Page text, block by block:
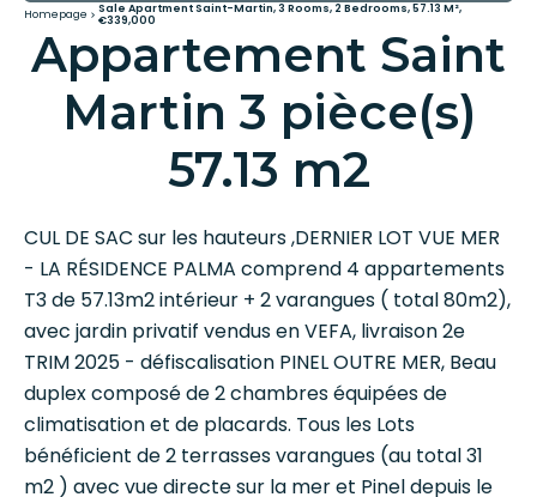
Homepage
Sale Apartment Saint-Martin, 3 Rooms, 2 Bedrooms, 57.13 M²,
€339,000
Appartement Saint
Martin 3 pièce(s)
57.13 m2
CUL DE SAC sur les hauteurs ,DERNIER LOT VUE MER
- LA RÉSIDENCE PALMA comprend 4 appartements
T3 de 57.13m2 intérieur + 2 varangues ( total 80m2),
avec jardin privatif vendus en VEFA, livraison 2e
TRIM 2025 - défiscalisation PINEL OUTRE MER, Beau
duplex composé de 2 chambres équipées de
climatisation et de placards. Tous les Lots
bénéficient de 2 terrasses varangues (au total 31
m2 ) avec vue directe sur la mer et Pinel depuis le